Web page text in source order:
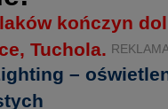
kończyn
Tuchola.
–